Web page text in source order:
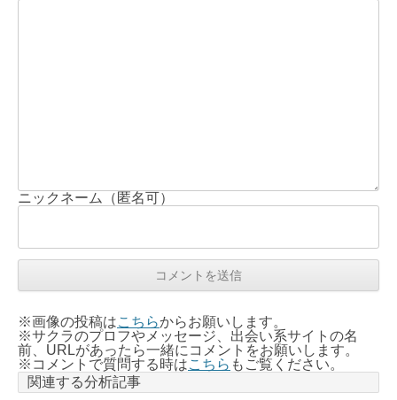
ニックネーム（匿名可）
※画像の投稿はこちらからお願いします。
※サクラのプロフやメッセージ、出会い系サイトの名
前、URLがあったら一緒にコメントをお願いします。
※コメントで質問する時はこちら もご覧ください。
関連する分析記事